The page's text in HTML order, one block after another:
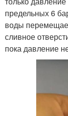
предельных 6
воды
сливное
пока давление